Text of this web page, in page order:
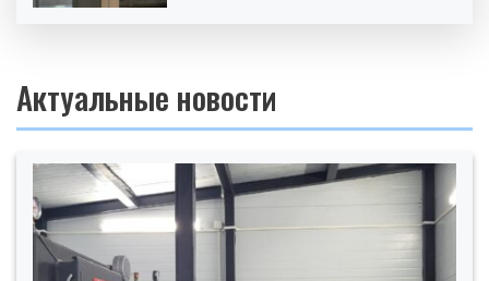
Актуальные новости